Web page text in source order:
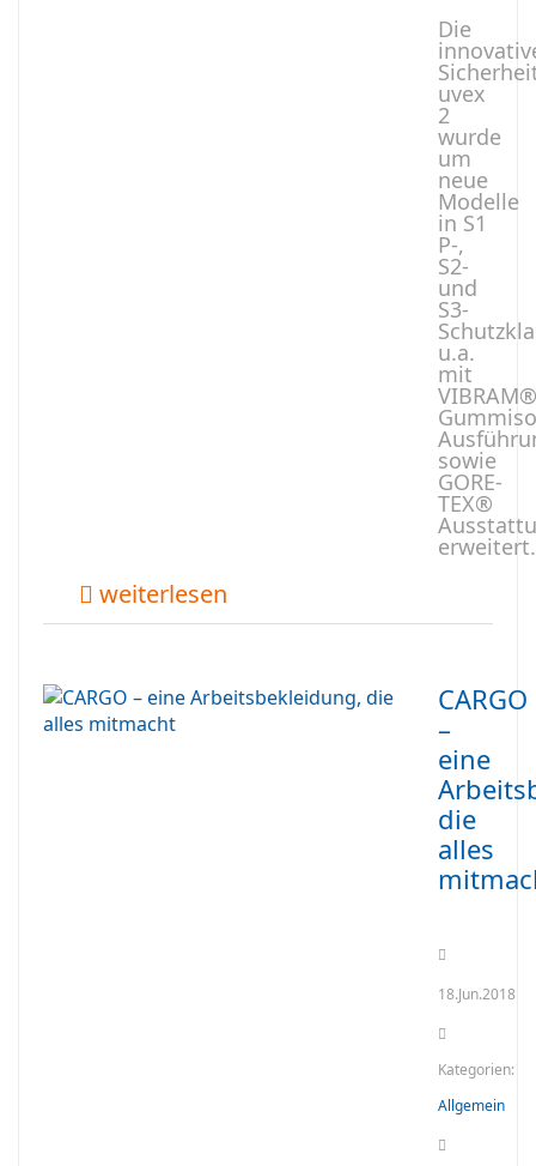
Die
uvex
2
wurde
um
neue
Modelle
in S1
P-,
S2-
und
S3-
u.a.
mit
VIBRAM®
sowie
GORE-
TEX®
erweitert.
weiterlesen
CARGO
–
eine
die
alles
18.Jun.2018
Kategorien:
Allgemein